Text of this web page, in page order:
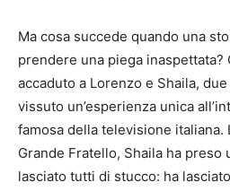
Ma cosa succede quando una
prendere una piega inaspettata?
accaduto a Lorenzo e Shaila,
vissuto un’esperienza unica
famosa della televisione italiana.
Grande Fratello, Shaila ha preso
lasciato tutti di stucco: ha